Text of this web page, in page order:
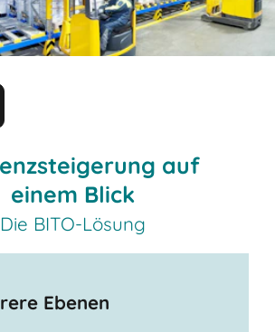
auf
einem Blick
Die BITO-Lösung
Ebenen